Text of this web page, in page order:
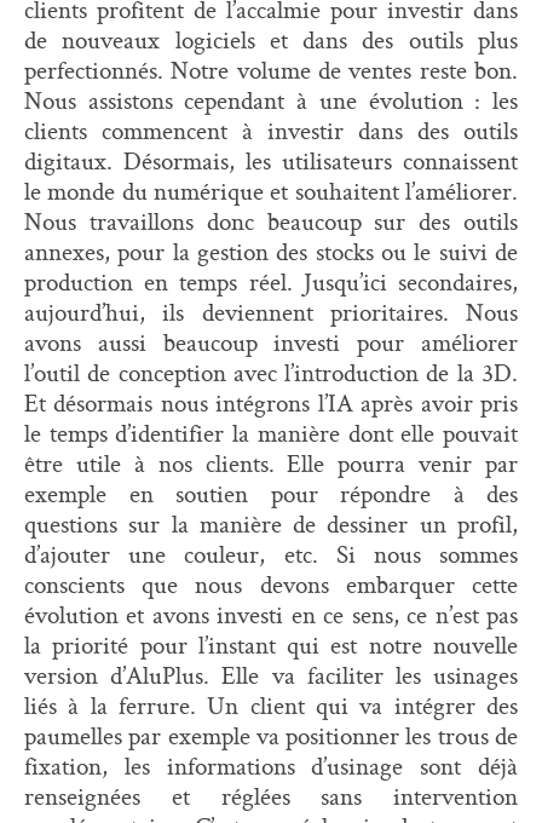
clients profitent de l’accalmie pour investir dans
de nouveaux logiciels et dans des outils plus
perfectionnés. Notre volume de ventes reste bon.
Nous assistons cependant à une évolution : les
clients commencent à investir dans des outils
digitaux. Désormais, les utilisateurs connaissent
le monde du numérique et souhaitent l’améliorer.
Nous travaillons donc beaucoup sur des outils
annexes, pour la gestion des stocks ou le suivi de
production en temps réel. Jusqu’ici secondaires,
aujourd’hui, ils deviennent prioritaires. Nous
avons aussi beaucoup investi pour améliorer
l’outil de conception avec l’introduction de la 3D.
Et désormais nous intégrons l’IA après avoir pris
le temps d’identifier la manière dont elle pouvait
être utile à nos clients. Elle pourra venir par
exemple en soutien pour répondre à des
questions sur la manière de dessiner un profil,
d’ajouter une couleur, etc. Si nous sommes
conscients que nous devons embarquer cette
évolution et avons investi en ce sens, ce n’est pas
la priorité pour l’instant qui est notre nouvelle
version d’AluPlus. Elle va faciliter les usinages
liés à la ferrure. Un client qui va intégrer des
paumelles par exemple va positionner les trous de
fixation, les informations d’usinage sont déjà
renseignées et réglées sans intervention